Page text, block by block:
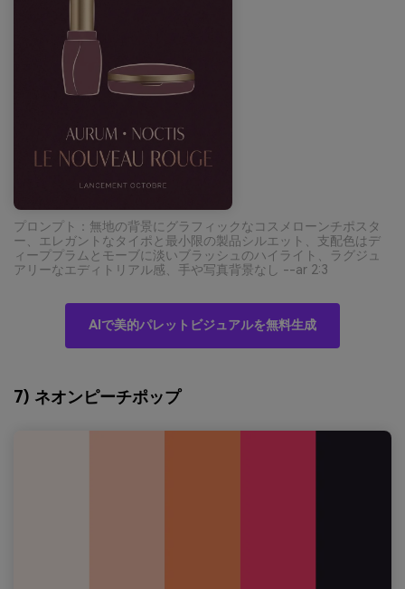
プロンプト：無地の背景にグラフィックなコスメローンチポスタ
ー、エレガントなタイポと最小限の製品シルエット、支配色はデ
ィーププラムとモーブに淡いブラッシュのハイライト、ラグジュ
アリーなエディトリアル感、手や写真背景なし --ar 2:3
AIで美的パレットビジュアルを無料生成
7) ネオンピーチポップ